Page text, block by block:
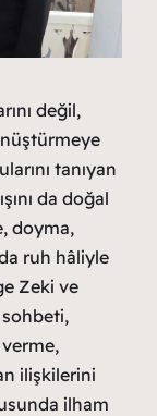
değil,
tanıyan
da doğal
doyma,
ruh hâliyle
Zeki ve
sohbeti,
ilişkilerini
ilham